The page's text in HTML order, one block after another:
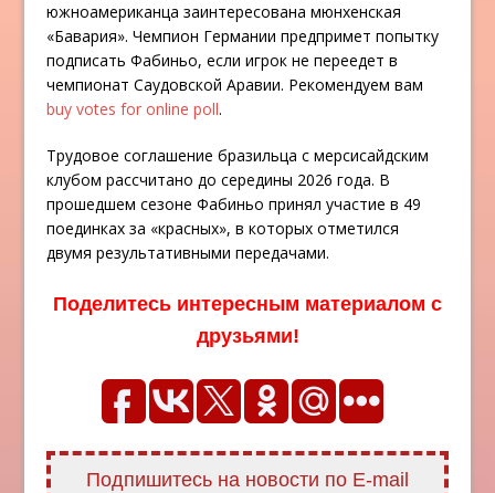
южноамериканца заинтересована мюнхенская
«Бавария». Чемпион Германии предпримет попытку
подписать Фабиньо, если игрок не переедет в
чемпионат Саудовской Аравии. Рекомендуем вам
buy votes for online poll.
Трудовое соглашение бразильца с мерсисайдским
клубом рассчитано до середины 2026 года. В
прошедшем сезоне Фабиньо принял участие в 49
поединках за «красных», в которых отметился
двумя результативными передачами.
Поделитесь интересным материалом с
друзьями!
Подпишитесь на новости по E-mail